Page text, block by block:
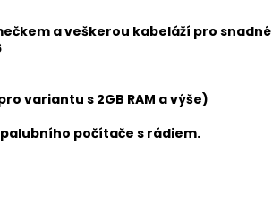
a veškerou kabeláží pro snadné
variantu s 2GB RAM a výše)
počítače s rádiem.